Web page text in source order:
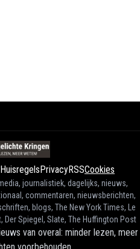
Huisregels PrivacyRSSCookies
journalistiek, dagelijks, nieuws,
commentaren, nieuwsberichten,
blogs, The New York Times, Le
Der Spiegel, Slate, The Huffington Post
van overal: minder lezen, meer